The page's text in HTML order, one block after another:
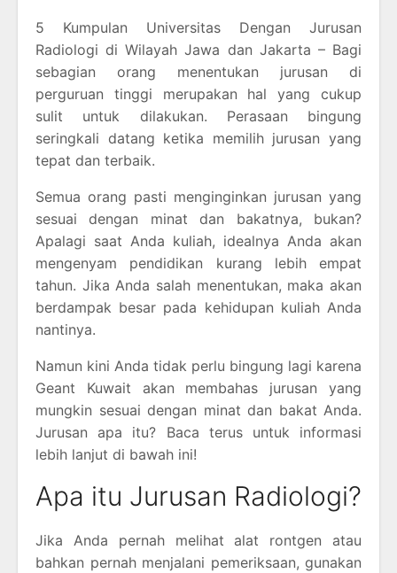
5 Kumpulan Universitas Dengan Jurusan
Radiologi di Wilayah Jawa dan Jakarta – Bagi
sebagian orang menentukan jurusan di
perguruan tinggi merupakan hal yang cukup
sulit untuk dilakukan. Perasaan bingung
seringkali datang ketika memilih jurusan yang
tepat dan terbaik.
Semua orang pasti menginginkan jurusan yang
sesuai dengan minat dan bakatnya, bukan?
Apalagi saat Anda kuliah, idealnya Anda akan
mengenyam pendidikan kurang lebih empat
tahun. Jika Anda salah menentukan, maka akan
berdampak besar pada kehidupan kuliah Anda
nantinya.
Namun kini Anda tidak perlu bingung lagi karena
Geant Kuwait akan membahas jurusan yang
mungkin sesuai dengan minat dan bakat Anda.
Jurusan apa itu? Baca terus untuk informasi
lebih lanjut di bawah ini!
Apa itu Jurusan Radiologi?
Jika Anda pernah melihat alat rontgen atau
bahkan pernah menjalani pemeriksaan, gunakan